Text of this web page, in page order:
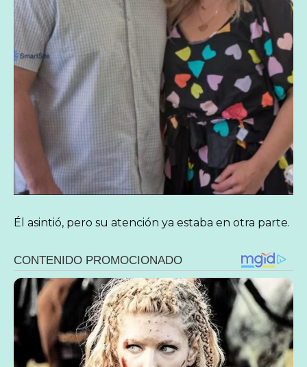
Él asintió, pero su atención ya estaba en otra parte.